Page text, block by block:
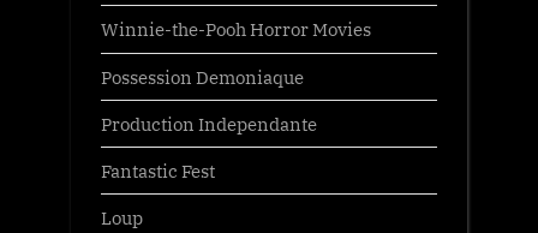
Winnie-the-Pooh Horror Movies
Possession Demoniaque
Production Independante
Fantastic Fest
Loup